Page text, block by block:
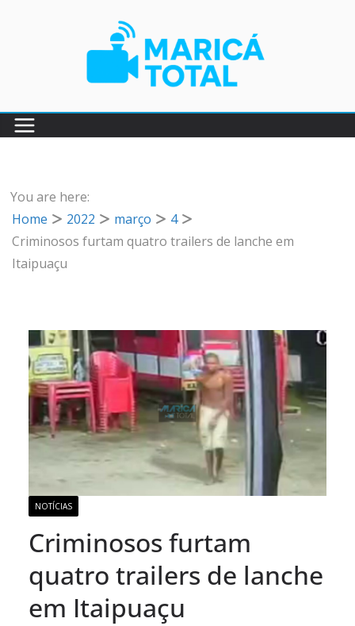
You are here:
Home
2022 março
4
Criminosos furtam quatro trailers de lanche em
Itaipuaçu
NOTÍCIAS
Criminosos furtam
quatro trailers de lanche
em Itaipuaçu